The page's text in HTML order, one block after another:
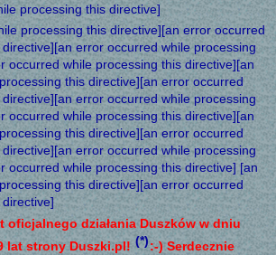
processing this directive]
processing this directive][an error occurred
error occurred while processing
occurred while processing this directive][an
this directive][an error occurred
error occurred while processing
occurred while processing this directive][an
this directive][an error occurred
error occurred while processing
occurred while processing this directive] [an
this directive][an error occurred
oficjalnego działania Duszków w dniu
lat strony Duszki.pl! (*):-) Serdecznie